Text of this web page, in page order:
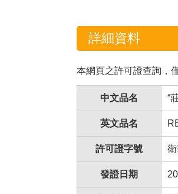
詳細資料
本網頁之許可證查詢，
中文品名 “
英文品名
許可證字號
發證日期